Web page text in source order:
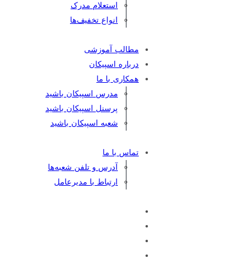
استعلام مدرک
انواع تخفیف‌ها
مطالب آموزشی
درباره اسپیکان
همکاری با ما
مدرس اسپیکان باشید
پرسنل اسپیکان باشید
شعبه اسپیکان باشید
تماس با ما
آدرس و تلفن شعبه‌ها
ارتباط با مدیرعامل